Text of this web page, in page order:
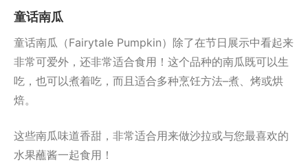
童话南瓜
童话南瓜（Fairytale Pumpkin）除了在节日展示中看起来
非常可爱外，还非常适合食用！这个品种的南瓜既可以生
吃，也可以煮着吃，而且适合多种烹饪方法–煮、烤或烘
焙。
这些南瓜味道香甜，非常适合用来做沙拉或与您最喜欢的
水果蘸酱一起食用！